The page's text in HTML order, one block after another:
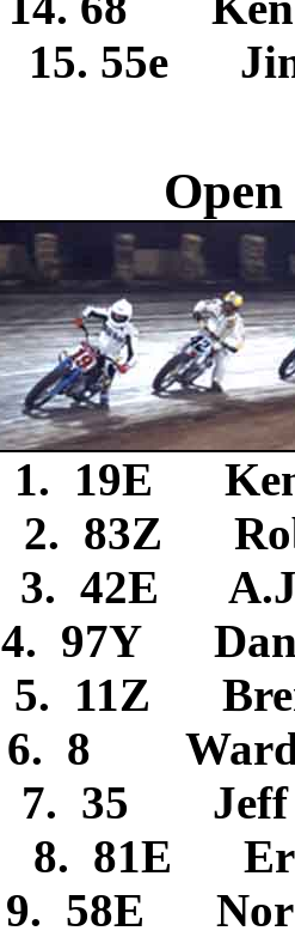
15. 55e
1. 19E
2. 83Z
3. 42E
4. 97Y
5. 11Z
6. 8
7. 35 Jeff
8. 81E
9. 58E